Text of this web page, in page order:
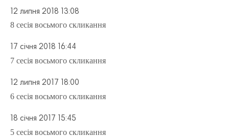
12 липня 2018 13:08
8 сесія восьмого скликання
17 січня 2018 16:44
7 сесія восьмого скликання
12 липня 2017 18:00
6 сесія восьмого скликання
18 січня 2017 15:45
5 сесія восьмого скликання